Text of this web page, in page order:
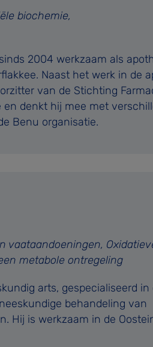
biochemie,
2004 werkzaam als
Naast het werk in de
van de Stichting
en denkt hij mee met
Benu organisatie.
vaataandoeningen,
metabole ontregeling
arts, gespecialiseerd in
behandeling van
Hij is werkzaam in de